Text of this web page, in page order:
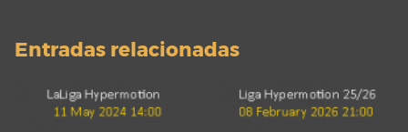
Entradas relacionadas